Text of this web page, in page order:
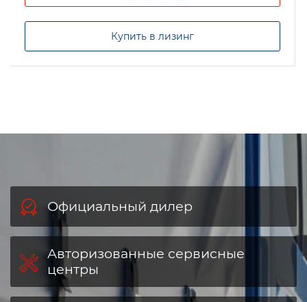
Купить в лизинг
Официальный дилер
Авторизованные сервисные
центры